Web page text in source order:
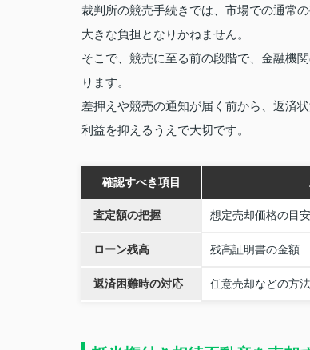
裁判所の競売手続きでは、市場での通常
大きな負担となりかねません。
そこで、競売に至る前の段階で、金融機
ります。
差押えや競売の通知が届く前から、返済
利益を抑えるうえで大切です。
確認すべき項目
査定額の把握 想定売却価格の目安
ローン残高 残高証明書の金額
返済困難時の対応 任意売却などの方法